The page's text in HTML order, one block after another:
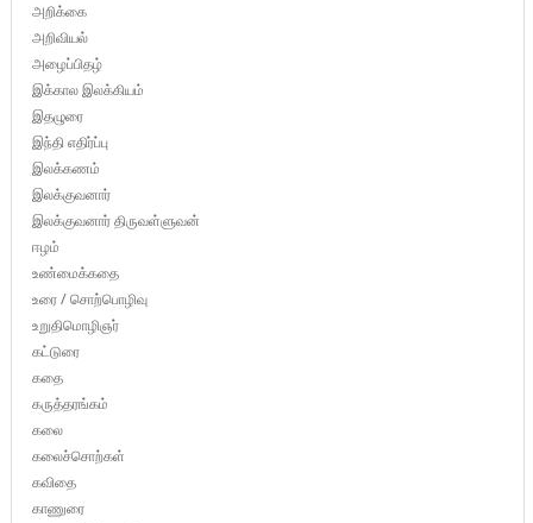
அறிக்கை
அறிவியல்
அழைப்பிதழ்
இக்கால இலக்கியம்
இதழுரை
இந்தி எதிர்ப்பு
இலக்கணம்
இலக்குவனார்
இலக்குவனார் திருவள்ளுவன்
ஈழம்
உண்மைக்கதை
உரை / சொற்பொழிவு
உறுதிமொழிஞர்
கட்டுரை
கதை
கருத்தரங்கம்
கலை
கலைச்சொற்கள்
கவிதை
காணுரை